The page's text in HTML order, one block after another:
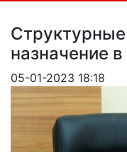
назначение
05-01-2023 18:18